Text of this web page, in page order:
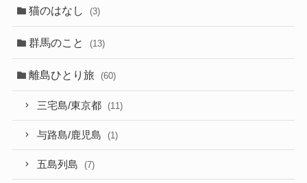
猫のはなし (3)
群馬のこと (13)
離島ひとり旅 (60)
三宅島/東京都 (11)
与路島/鹿児島 (1)
五島列島 (7)